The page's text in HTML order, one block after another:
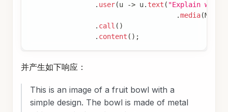
. user(u -> u. text ( "Explain what
.media(
. call ( )
. content ( ) ;
并产生如下响应：
This is an image of a fruit bowl with a
simple design. The bowl is made of metal